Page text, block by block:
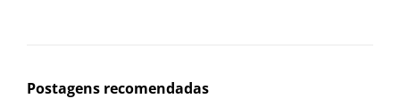
Postagens recomendadas